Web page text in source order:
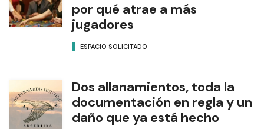
por qué atrae a más
jugadores
ESPACIO SOLICITADO
Dos allanamientos, toda la
documentación en regla y un
daño que ya está hecho